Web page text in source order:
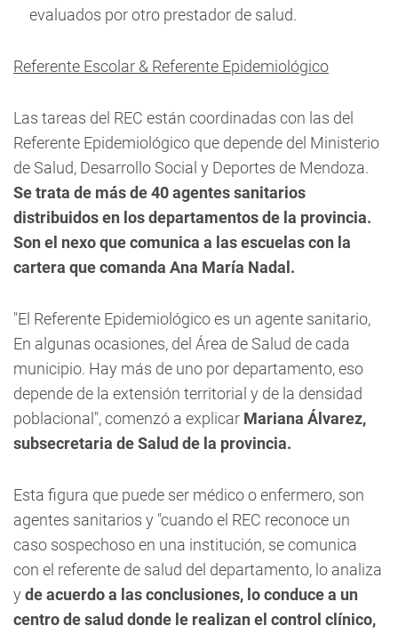
evaluados por otro prestador de salud.
Referente Escolar & Referente Epidemiológico
Las tareas del REC están coordinadas con las del
Referente Epidemiológico que depende del Ministerio
de Salud, Desarrollo Social y Deportes de Mendoza.
Se trata de más de 40 agentes sanitarios
distribuidos en los departamentos de la provincia.
Son el nexo que comunica a las escuelas con la
cartera que comanda Ana María Nadal.
"El Referente Epidemiológico es un agente sanitario,
En algunas ocasiones, del Área de Salud de cada
municipio. Hay más de uno por departamento, eso
depende de la extensión territorial y de la densidad
poblacional", comenzó a explicar Mariana Álvarez,
subsecretaria de Salud de la provincia.
Esta figura que puede ser médico o enfermero, son
agentes sanitarios y "cuando el REC reconoce un
caso sospechoso en una institución, se comunica
con el referente de salud del departamento, lo analiza
y de acuerdo a las conclusiones, lo conduce a un
centro de salud donde le realizan el control clínico,